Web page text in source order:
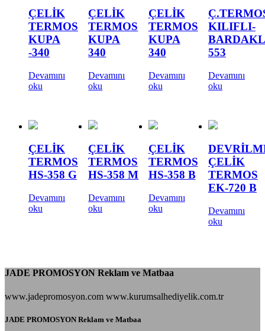
ÇELİK
TERMOS
KUPA
-340
Devamını
oku
ÇELİK
TERMOS
KUPA
340
Devamını
oku
ÇELİK
TERMOS
KUPA
340
Devamını
oku
KILIFLI-
553
Devamını
oku
ÇELİK
TERMOS
HS-358 G
Devamını
oku
ÇELİK
TERMOS
HS-358 M
Devamını
oku
ÇELİK
TERMOS
HS-358 B
Devamını
oku
ÇELİK
TERMOS
EK-720 B
Devamını
oku
JADE PROMOSYON Reklam ve Matbaa
www.jadepromosyon.com www.kurumsalhediyelik.com.tr
JADE PROMOSYON Reklam ve Matbaa